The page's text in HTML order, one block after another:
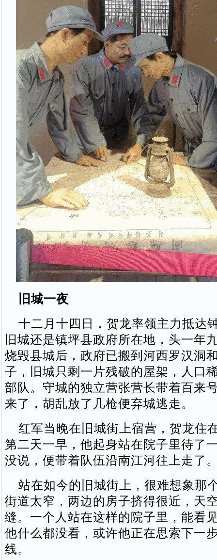
旧城一夜
十二月十四日，贺龙率领主力抵达
旧城还是镇坪县政府所在地，头一年
烧毁县城后，政府已搬到河西罗汉洞
子，旧城只剩一片残破的屋架，人口
部队。守城的独立营张营长带着百来
来了，胡乱放了几枪便弃城逃走。
红军当晚在旧城街上宿营，贺龙住
第二天一早，他起身站在院子里待了
没说，便带着队伍沿南江河往上走了
站在如今的旧城街上，很难想象那
街道太窄，两边的房子挤得很近，天
缝。一个人站在这样的院子里，能看
他什么都没看，或许他正在思索下一
线。